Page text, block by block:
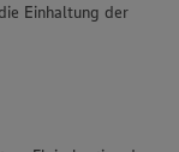
Einhaltung der